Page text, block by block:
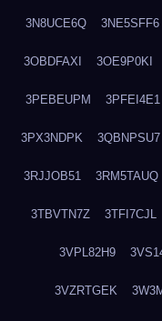
3N8UCE6Q 3NE5SFF6
3OBDFAXI 3OE9P0KI
3PEBEUPM 3PFEI4E1
3PX3NDPK 3QBNPSU7
3RJJOB51 3RM5TAUQ
3TBVTN7Z 3TFI7CJL
3VPL82H9
3VZRTGEK